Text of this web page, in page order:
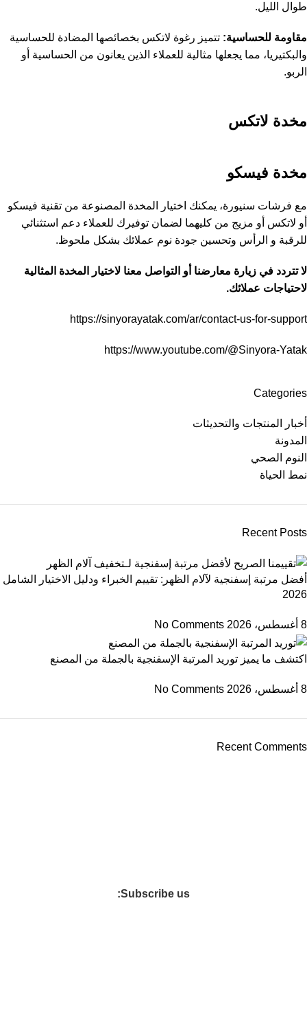
طوال الليل.
مقاومة للحساسية: تتميز رغوة لاتكس بخصائصها المضادة للحساسية
والبكتيريا، مما يجعلها مثالية للعملاء الذين يعانون من الحساسية أو
الربو.
مخدة لاتكس
مخدة فيسكو
مع فرشات سنيورة، يمكنك اختيار المخدة المصنوعة من تقنية فيسكو
أو لاتكس أو مزيج من كليهما لضمان توفيرك للعملاء دعم استثنائي
للرقبة و الرأس وتحسين جودة نوم عملائك بشكل ملحوظ.
لا تتردد في زيارة معارضنا أو التواصل معنا لاختيار المخدة المثالية
لاحتياجات عملائك.
https://sinyorayatak.com/ar/contact-us-for-support
https://www.youtube.com/@Sinyora-Yatak
Categories
أخبار المنتجات والتحديثات
المدونة
النوم الصحي
نمط الحياة
Recent Posts
أفضل مرتبة إسفنجية لآلام الظهر: تقييم الخبراء ودليل الاختيار الشامل
2026
8 أغسطس، 2026 No Comments
اكتشف ما يميز توريد المرتبة الإسفنجية بالجملة من المصنع
8 أغسطس، 2026 No Comments
Recent Comments
Subscribe us: